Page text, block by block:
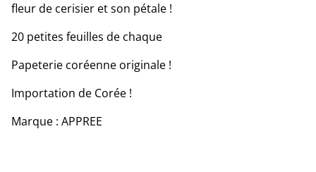
fleur de cerisier et son pétale !
20 petites feuilles de chaque
Papeterie coréenne originale !
Importation de Corée !
Marque : APPREE